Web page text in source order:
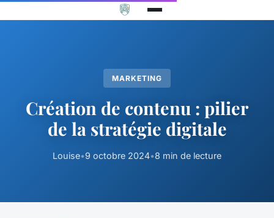
MARKETING
Création de contenu : pilier
de la stratégie digitale
Louise•9 octobre 2024•8 min de lecture